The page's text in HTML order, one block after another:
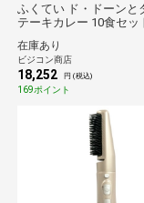
ふくてい ド・ドーンと
テーキカレー 10食セッ
在庫あり
ビジコン商店
18,252 円 (税込)
169ポイント